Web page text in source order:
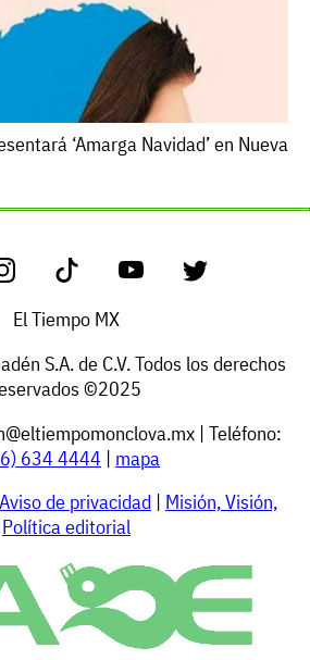
‘Amarga Navidad’ en Nueva
El Tiempo MX
S.A. de C.V. Todos los derechos
©2025
| Teléfono:
634 4444 | mapa
Aviso de privacidad | Misión, Visión,
Política editorial